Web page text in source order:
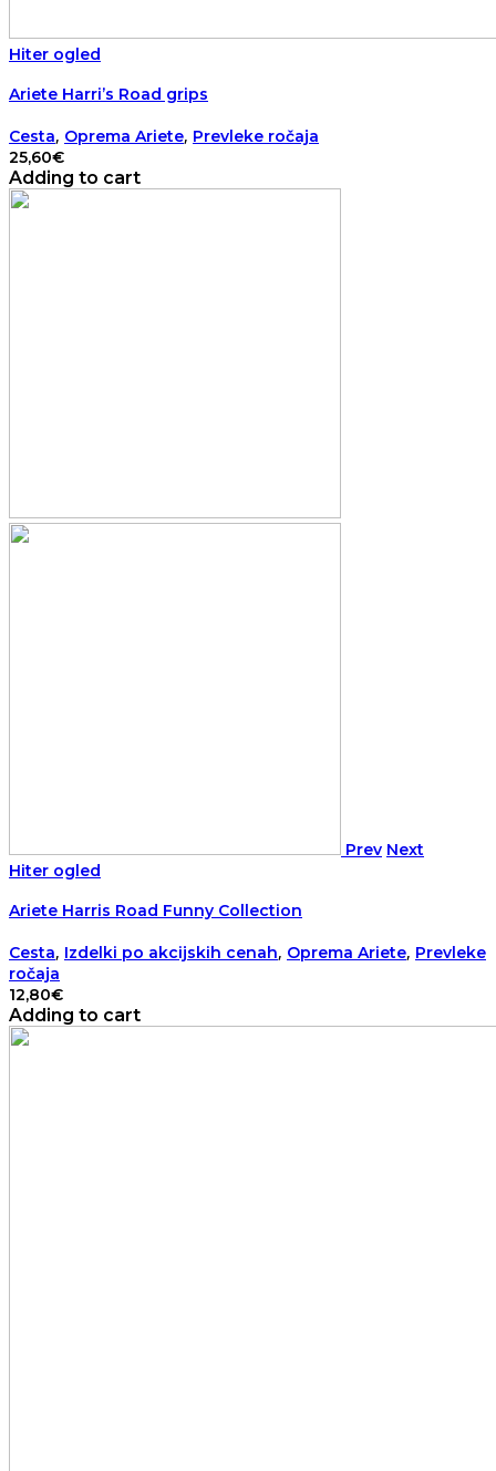
Hiter ogled
Ariete Harri’s Road grips
Cesta, Oprema Ariete, Prevleke ročaja
25,60€
Adding to cart
Prev Next
Hiter ogled
Ariete Harris Road Funny Collection
Cesta, Izdelki po akcijskih cenah, Oprema Ariete, Prevleke
ročaja
12,80€
Adding to cart